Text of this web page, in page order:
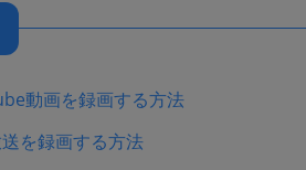
動画を録画する方法
を録画する方法